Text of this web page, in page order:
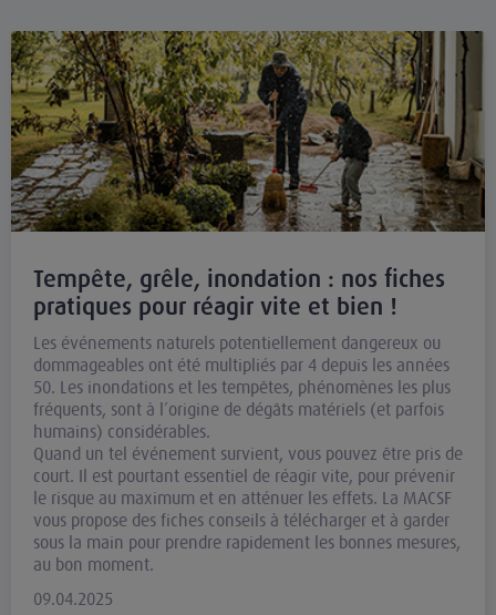
Tempête, grêle, inondation : nos fiches
pratiques pour réagir vite et bien !
Les événements naturels potentiellement dangereux ou
dommageables ont été multipliés par 4 depuis les années
50. Les inondations et les tempêtes, phénomènes les plus
fréquents, sont à l’origine de dégâts matériels (et parfois
humains) considérables.
Quand un tel événement survient, vous pouvez être pris de
court. Il est pourtant essentiel de réagir vite, pour prévenir
le risque au maximum et en atténuer les effets. La MACSF
vous propose des fiches conseils à télécharger et à garder
sous la main pour prendre rapidement les bonnes mesures,
au bon moment.
09.04.2025